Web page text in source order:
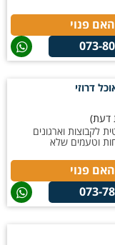
פנוי
073-
דרוזי
לקבוצות וארגונים
וטעמים שלא
פנוי
073-